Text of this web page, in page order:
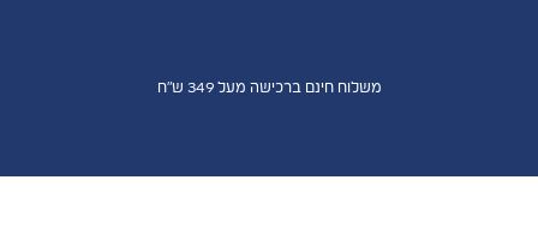
משלוח חינם ברכישה מעל 349 ש"ח